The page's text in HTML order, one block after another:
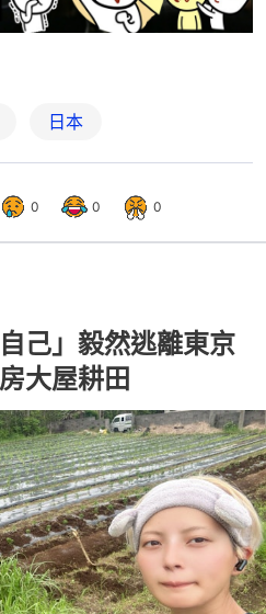
日本
0 0 0
己」毅然逃離東京
大屋耕田